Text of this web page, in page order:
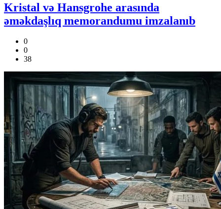
Kristal və Hansgrohe arasında
əməkdaşlıq memorandumu imzalanıb
0
0
38